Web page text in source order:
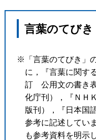
言葉のてびき
※「言葉のてびき」
に，『言葉に関す
訂 公用文の書き
化庁刊），『ＮＨ
版刊），『日本国
参考に記述してい
も参考資料を明示